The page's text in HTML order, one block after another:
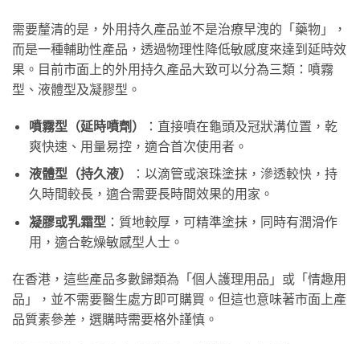
需要釐清的是，外用持久產品並不是治療早洩的「藥物」，
而是一種輔助性產品，透過物理性降低敏感度來達到延時效
果。目前市面上的外用持久產品大致可以分為三類：噴霧
型、液體型及凝膠型。
噴霧型（延時噴劑）
：直接噴在龜頭及冠狀溝位置，乾
爽快速、用量易控，適合首次使用者。
液體型（持久液）
：以滴管或滾珠塗抹，滲透較快，持
久時間較長，適合需要長時間效果的用家。
凝膠或乳霜型 ：質地較厚，可精準塗抹，同時有潤滑作
用，適合乾燥敏感型人士。
在香港，這些產品多數歸類為「個人護理用品」或「情趣用
品」，並不需要醫生處方即可購買。但這也意味著市面上產
品質素參差，選購時需要格外謹慎。